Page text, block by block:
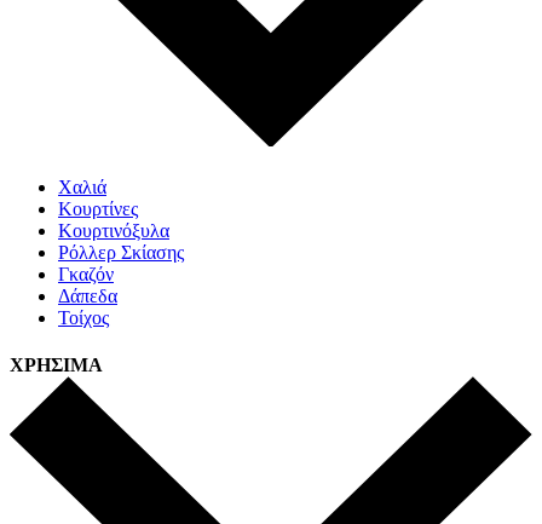
Χαλιά
Κουρτίνες
Κουρτινόξυλα
Ρόλλερ Σκίασης
Γκαζόν
Δάπεδα
Τοίχος
ΧΡΗΣΙΜΑ